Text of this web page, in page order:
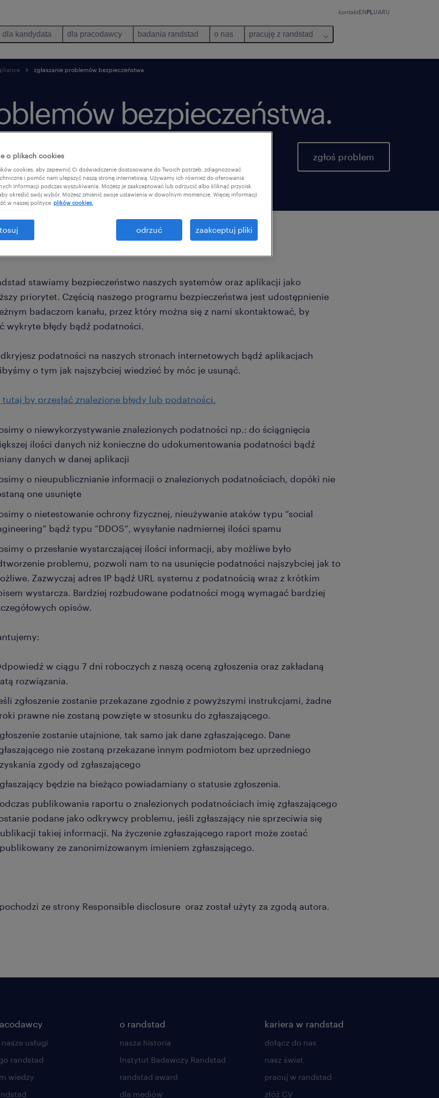
kontaktENPL UARU
dla kandydata dla pracodawcy badania randstad o nas pracuję z randstad
zgłaszanie problemów bezpieczeństwa
bezpieczeństwa.
zgłoś problem
stawiamy bezpieczeństwo naszych systemów oraz aplikacji jako
priorytet. Częścią naszego programu bezpieczeństwa jest udostępnienie
badaczom kanału, przez który można się z nami skontaktować, by
wykryte błędy bądź podatności.
podatności na naszych stronach internetowych bądź aplikacjach
o tym jak najszybciej wiedzieć by móc je usunąć.
by przesłać znalezione błędy lub podatności.
o niewykorzystywanie znalezionych podatności np.: do ściągnięcia
ilości danych niż konieczne do udokumentowania podatności bądź
danych w danej aplikacji
o nieupublicznianie informacji o znalezionych podatnościach, dopóki nie
one usunięte
o nietestowanie ochrony fizycznej, nieużywanie ataków typu “social
bądź typu “DDOS”, wysyłanie nadmiernej ilości spamu
o przesłanie wystarczającej ilości informacji, aby możliwe było
problemu, pozwoli nam to na usunięcie podatności najszybciej jak to
Zazwyczaj adres IP bądź URL systemu z podatnością wraz z krótkim
wystarcza. Bardziej rozbudowane podatności mogą wymagać bardziej
opisów.
w ciągu 7 dni roboczych z naszą oceną zgłoszenia oraz zakładaną
rozwiązania.
zgłoszenie zostanie przekazane zgodnie z powyższymi instrukcjami, żadne
prawne nie zostaną powzięte w stosunku do zgłaszającego.
zostanie utajnione, tak samo jak dane zgłaszającego. Dane
nie zostaną przekazane innym podmiotom bez uprzedniego
zgody od zgłaszającego
będzie na bieżąco powiadamiany o statusie zgłoszenia.
publikowania raportu o znalezionych podatnościach imię zgłaszającego
podane jako odkrywcy problemu, jeśli zgłaszający nie sprzeciwia się
takiej informacji. Na życzenie zgłaszającego raport może zostać
ze zanonimizowanym imieniem zgłaszającego.
ze strony Responsible disclosure oraz został użyty za zgodą autora.
usługi
randstad
wiedzy
o randstad
nasza historia
Instytut Badawczy Randstad
randstad award
dla mediów
kariera w randstad
dołącz do nas
nasz świat
pracuj w randstad
złóż CV
o plikach cookies
cookies, aby zapewnić Ci doświadczenie dostosowane do Twoich potrzeb, zdiagnozować
i pomóc nam ulepszyć naszą stronę internetową. Używamy ich również do oferowania
informacji podczas wyszukiwania. Możesz je zaakceptować lub odrzucić albo kliknąć przycisk
aby określić swój wybór. Możesz zmienić swoje ustawienia w dowolnym momencie. Więcej informacji
w naszej polityce plików cookies.
odrzuć zaakceptuj pliki